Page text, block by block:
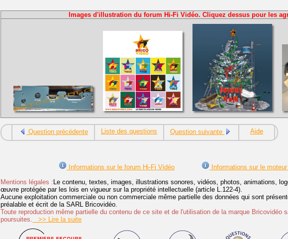
Images d'illustration du forum Hi-Fi Vidéo. Cliquez dessus pour les
Question précédente Liste des questions Question suivante Aide
Informations sur le forum Hi-Fi Vidéo Informations sur le
Mentions légales : Le contenu, textes, images, illustrations sonores, vidéos, photos, animations,
œuvre protégée par les lois en vigueur sur la propriété intellectuelle (article L.122-4).
Aucune exploitation commerciale ou non commerciale même partielle des données qui sont
préalable et écrit de la SARL Bricovidéo.
Toute reproduction même partielle du contenu de ce site et de l'utilisation de la marque Bricovidéo
poursuites. >> Lire la suite